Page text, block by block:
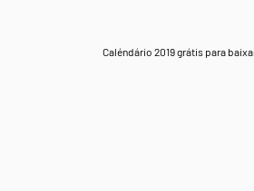
Caléndário 2019 grátis para